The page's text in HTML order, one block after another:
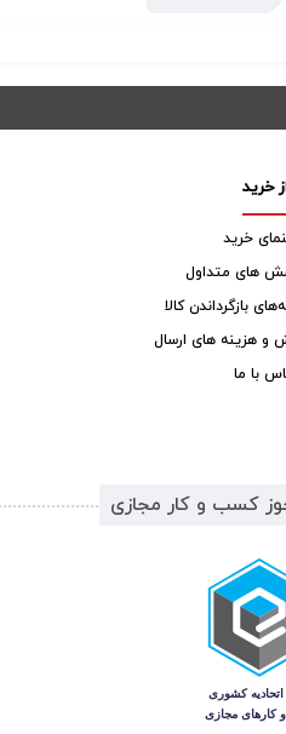
خرید
خرید
های متداول
بازگرداندن کالا
و هزینه های ارسال
با ما
کسب و کار مجازی